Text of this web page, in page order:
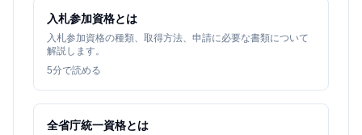
入札参加資格とは
入札参加資格の種類、取得方法、申請に必要な書類について
解説します。
5分で読める
全省庁統一資格とは